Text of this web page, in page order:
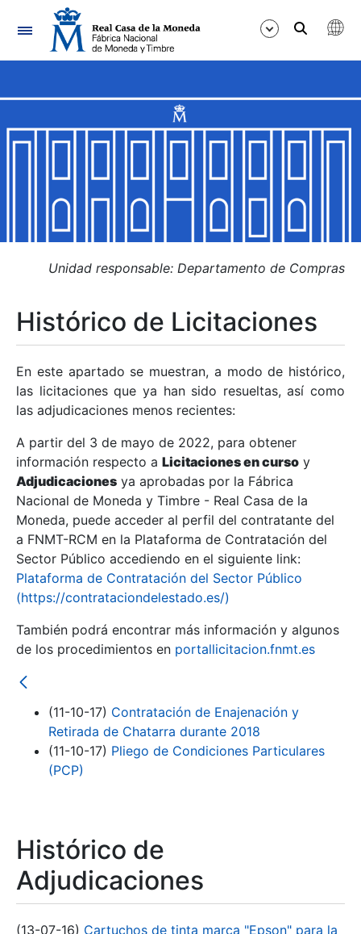
Navegación
Mostrar/Ocultar
Mostrar/Ocultar
Mostrar/Ocultar
Mostrar/Ocultar
Mostrar/Ocultar
Mostrar/Ocultar
Unidad responsable: Departamento de Compras
Histórico de Licitaciones
En este apartado se muestran, a modo de histórico,
las licitaciones que ya han sido resueltas, así como
las adjudicaciones menos recientes:
A partir del 3 de mayo de 2022, para obtener
información respecto a Licitaciones en curso y
Adjudicaciones ya aprobadas por la Fábrica
Nacional de Moneda y Timbre - Real Casa de la
Moneda, puede acceder al perfil del contratante del
a FNMT-RCM en la Plataforma de Contratación del
Sector Público accediendo en el siguiente link:
Plataforma de Contratación del Sector Público
(https://contrataciondelestado.es/)
También podrá encontrar más información y algunos
de los procedimientos en portallicitacion.fnmt.es
(11-10-17) Contratación de Enajenación y
Retirada de Chatarra durante 2018
(11-10-17) Pliego de Condiciones Particulares
(PCP)
Histórico de
Adjudicaciones
(13-07-16) Cartuchos de tinta marca "Epson" para la